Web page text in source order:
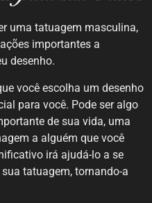
uma tatuagem masculina,
importantes a
desenho.
você escolha um desenho
para você. Pode ser algo
de sua vida, uma
a alguém que você
irá ajudá-lo a se
tatuagem, tornando-a